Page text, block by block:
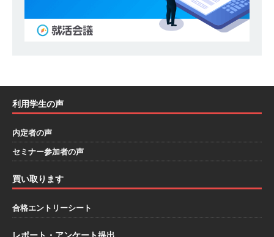
【 28卒｜営業職向けオープ
ンカンパニー 】世界トップシェアの半導体技術
[ 2026年5月14日 ] 【 28卒 ｜ 適性検査合否免
130日・土日祝完全休み ｜ スタンダード上場 ｜
利用学生の声
内定者の声
セミナー参加者の声
買い取ります
合格エントリーシート